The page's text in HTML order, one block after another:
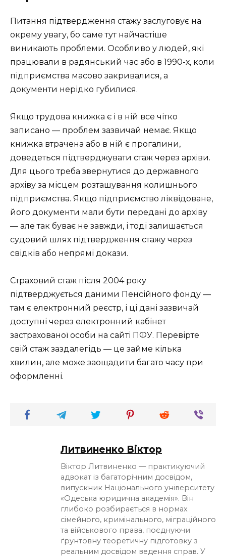
Питання підтвердження стажу заслуговує на
окрему увагу, бо саме тут найчастіше
виникають проблеми. Особливо у людей, які
працювали в радянський час або в 1990-х, коли
підприємства масово закривалися, а
документи нерідко губилися.
Якщо трудова книжка є і в ній все чітко
записано — проблем зазвичай немає. Якщо
книжка втрачена або в ній є прогалини,
доведеться підтверджувати стаж через архіви.
Для цього треба звернутися до державного
архіву за місцем розташування колишнього
підприємства. Якщо підприємство ліквідоване,
його документи мали бути передані до архіву
— але так буває не завжди, і тоді залишається
судовий шлях підтвердження стажу через
свідків або непрямі докази.
Страховий стаж після 2004 року
підтверджується даними Пенсійного фонду —
там є електронний реєстр, і ці дані зазвичай
доступні через електронний кабінет
застрахованої особи на сайті ПФУ. Перевірте
свій стаж заздалегідь — це займе кілька
хвилин, але може заощадити багато часу при
оформленні.
Литвиненко Віктор
Віктор Литвиненко — практикуючий
адвокат із багаторічним досвідом,
випускник Національного університету
«Одеська юридична академія». Він
глибоко розбирається в нормах
сімейного, кримінального, міграційного
та військового права, поєднуючи
ґрунтовну теоретичну підготовку з
реальним досвідом ведення справ. У